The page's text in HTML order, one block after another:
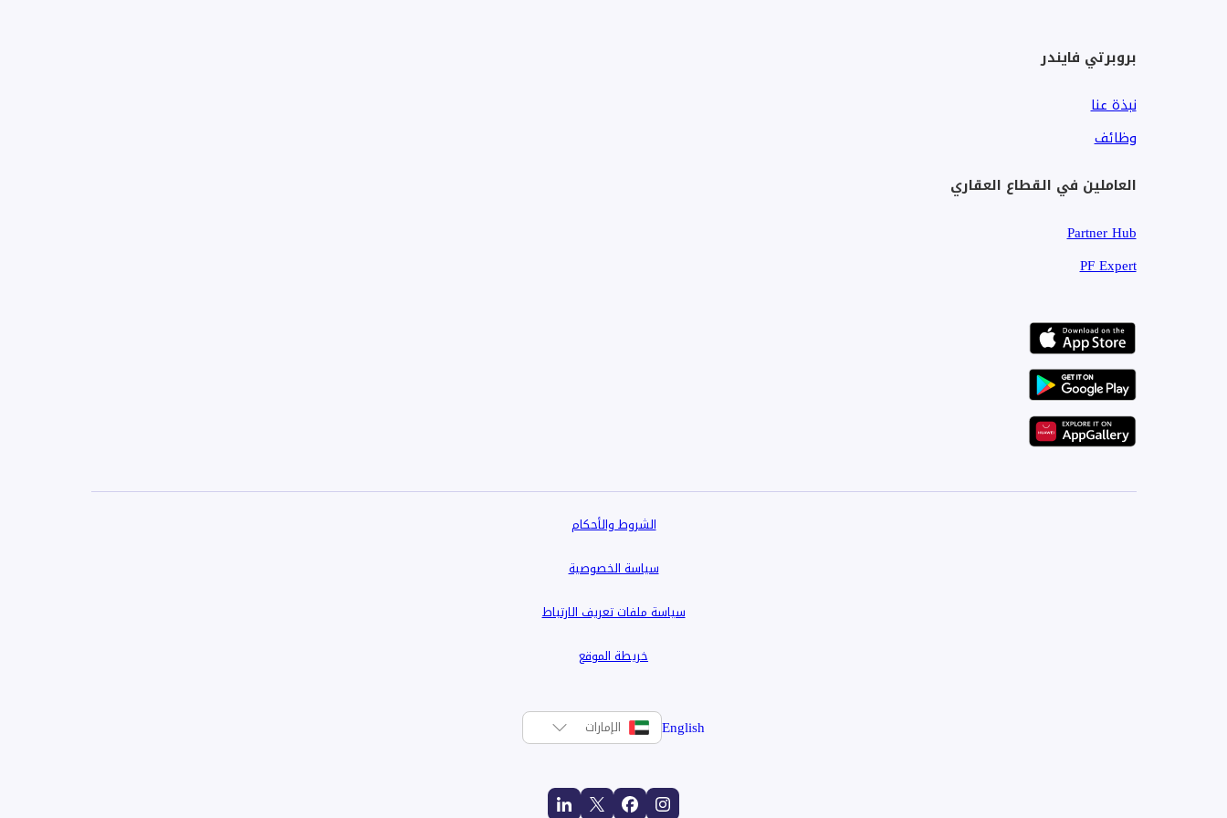
الإرشاد الحالي والتخطيط للمستقبل. اكتشف منزل أحلامك معنا اليوم!
بروبرتي فايندر
نبذة عنا
وظائف
العاملين في القطاع العقاري
Partner Hub
PF Expert
الشروط والأحكام
سياسة الخصوصية
سياسة ملفات تعريف الارتباط
خريطة الموقع
English الإمارات